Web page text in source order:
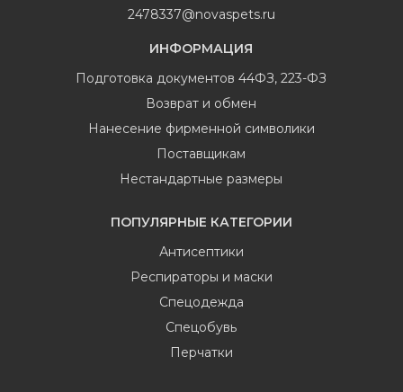
2478337@novaspets.ru
ИНФОРМАЦИЯ
Подготовка документов 44ФЗ, 223-ФЗ
Возврат и обмен
Нанесение фирменной символики
Поставщикам
Нестандартные размеры
ПОПУЛЯРНЫЕ КАТЕГОРИИ
Антисептики
Респираторы и маски
Спецодежда
Спецобувь
Перчатки